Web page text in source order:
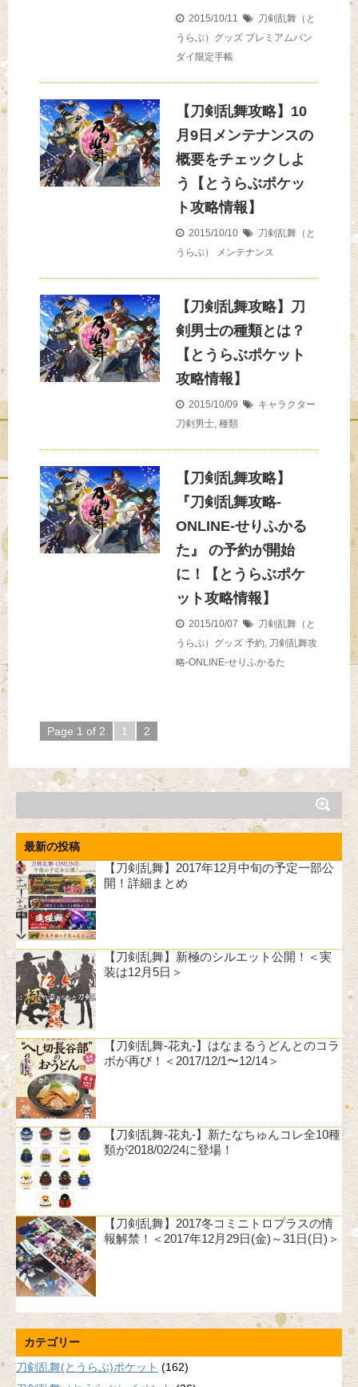
2015/10/11
刀剣乱舞（と
うらぶ）グッズ プレミアムバン
ダイ限定手帳
【刀剣乱舞攻略】10
月9日メンテナンスの
概要をチェックしよ
う【とうらぶポケッ
ト攻略情報】
2015/10/10
刀剣乱舞（と
うらぶ）
メンテナンス
【刀剣乱舞攻略】刀
剣男士の種類とは？
【とうらぶポケット
攻略情報】
2015/10/09
キャラクター
刀剣男士, 種類
【刀剣乱舞攻略】
『刀剣乱舞攻略-
ONLINE-せりふかる
た』 の予約が開始
に！【とうらぶポケ
ット攻略情報】
2015/10/07
刀剣乱舞（と
うらぶ）グッズ 予約, 刀剣乱舞攻
略-ONLINE-せりふかるた
Page 1 of 2 1 2
最新の投稿
【刀剣乱舞】2017年12月中旬の予定一部公
開！詳細まとめ
【刀剣乱舞】新極のシルエット公開！＜実
装は12月5日＞
【刀剣乱舞-花丸-】はなまるうどんとのコラ
ボが再び！＜2017/12/1〜12/14＞
【刀剣乱舞-花丸-】新たなちゅんコレ全10種
類が2018/02/24に登場！
【刀剣乱舞】2017冬コミニトロプラスの情
報解禁！＜2017年12月29日(金)～31日(日)＞
カテゴリー
刀剣乱舞(とうらぶ)ポケット (162)